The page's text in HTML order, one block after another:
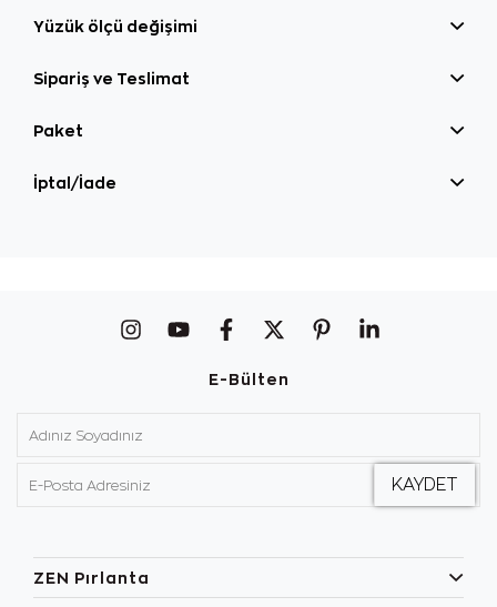
Yüzük ölçü değişimi
Sipariş ve Teslimat
Paket
İptal/İade
E-Bülten
ZEN Pırlanta